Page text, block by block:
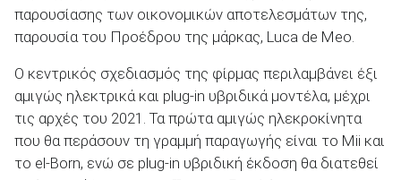
ΑΝΑΖΗΤΗΣΗ
Μεταχειρισμένα
παρουσίασης των οικονομικών αποτελεσμάτων της,
παρουσία του Προέδρου της μάρκας, Luca de Meo.
Ο κεντρικός σχεδιασμός της φίρμας περιλαμβάνει έξι
αμιγώς ηλεκτρικά και plug-in υβριδικά μοντέλα, μέχρι
τις αρχές του 2021. Τα πρώτα αμιγώς ηλεκροκίνητα
που θα περάσουν τη γραμμή παραγωγής είναι το Mii και
το el-Born, ενώ σε plug-in υβριδική έκδοση θα διατεθεί